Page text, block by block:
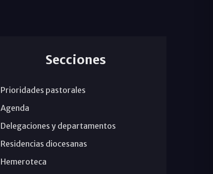
Secciones
Prioridades pastorales
Agenda
Delegaciones y departamentos
Residencias diocesanas
Hemeroteca